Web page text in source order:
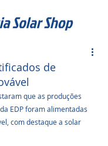
de
que as produções
EDP foram alimentadas
com destaque a solar